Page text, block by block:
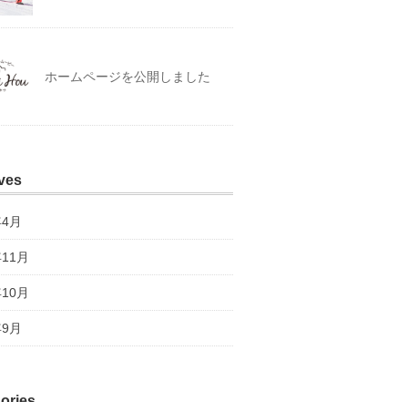
ホームページを公開しました
月
月
月
月